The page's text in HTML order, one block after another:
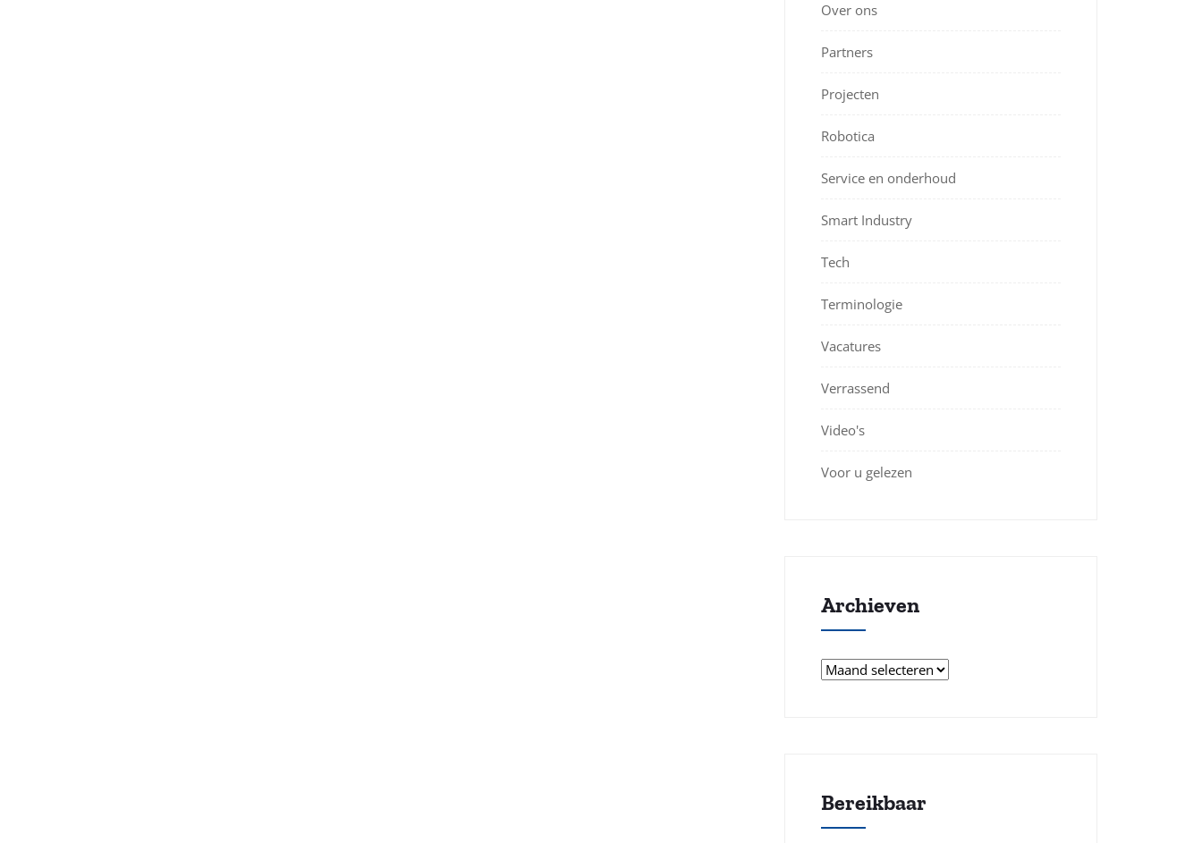
Over ons
Partners
Projecten
Robotica
Service en onderhoud
Smart Industry
Tech
Terminologie
Vacatures
Verrassend
Video's
Voor u gelezen
Archieven
Archieven
Bereikbaar